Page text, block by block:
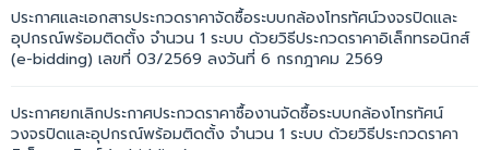
ประกาศและเอกสารประกวดราคาจัดซื้อระบบกล้องโทรทัศน์วงจรปิดและ
อุปกรณ์พร้อมติดตั้ง จำนวน 1 ระบบ ด้วยวิธีประกวดราคาอิเล็กทรอนิกส์
(e-bidding) เลขที่ 03/2569 ลงวันที่ 6 กรกฎาคม 2569
ประกาศยกเลิกประกาศประกวดราคาซื้องานจัดซื้อระบบกล้องโทรทัศน์
วงจรปิดและอุปกรณ์พร้อมติดตั้ง จำนวน 1 ระบบ ด้วยวิธีประกวดราคา